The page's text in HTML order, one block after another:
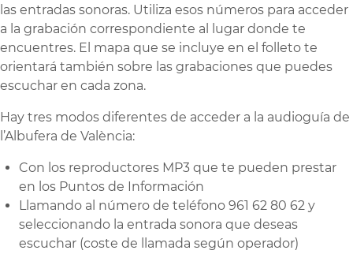
las entradas sonoras. Utiliza esos números para acceder
a la grabación correspondiente al lugar donde te
encuentres. El mapa que se incluye en el folleto te
orientará también sobre las grabaciones que puedes
escuchar en cada zona.
Hay tres modos diferentes de acceder a la audioguía de
l’Albufera de València:
Con los reproductores MP3 que te pueden prestar
en los Puntos de Información
Llamando al número de teléfono 961 62 80 62 y
seleccionando la entrada sonora que deseas
escuchar (coste de llamada según operador)